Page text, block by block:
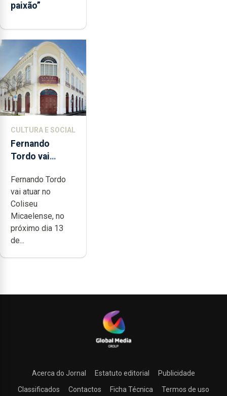
paixão”
CULTURA E SOCIAL
Fernando
Tordo vai
anos de
carreira no
Coliseu
Micaelense
Fernando Tordo
vai atuar no
Coliseu
Micaelense, no
próximo dia 13
de...
Acerca do Jornal Estatuto editorial
Publicidade
Classificados
Contactos Ficha Técnica Termos de uso